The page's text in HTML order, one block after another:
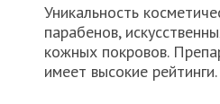
Уникальность
парабенов,
кожных покровов.
имеет высокие